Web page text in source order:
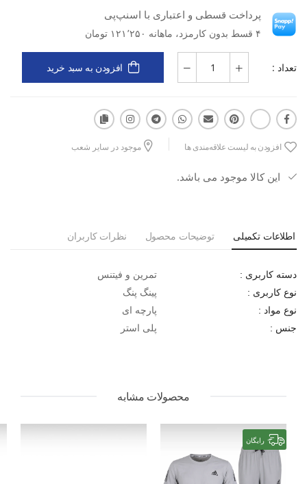
مناسب برای نگهداری و حمل 1 راکت پینگ‌پنگ
ساخته شده از پلی استر مقاوم با طراحی مدرن و زیبا
کیفیت تضمین‌شده از برند معتبر آلمانی Schildkröt
مقاوم در برابر ساییدگی و آسیب‌ هنگام تماس با زمین
انتخابی ایده‌آل برای حفظ کیفیت و افزایش عمر مفید راکت پینگ‌پنگ
پرداخت قسطی و اعتباری با اسنپ‌پی
۴ قسط بدون کارمزد، ماهانه ۱۲۱٬۲۵۰ تومان
تعداد : افزودن به سبد خرید
افزودن به لیست علاقه‌مندی ها موجود در سایر شعب
این کالا موجود می باشد.
اطلاعات تکمیلی توضیحات محصول نظرات کاربران
دسته کاربری : تمرین و فیتنس
نوع کاربری : پینگ پنگ
نوع مواد : پارچه ای
جنس : پلی استر
محصولات مشابه
رایگان